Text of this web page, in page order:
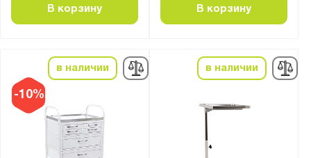
В корзину В корзину
-10%
в наличии в наличии